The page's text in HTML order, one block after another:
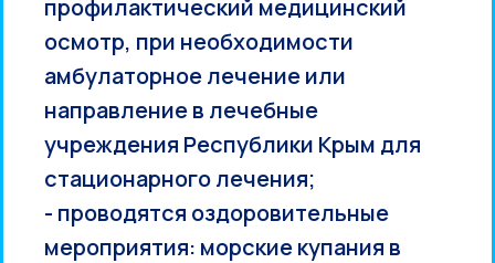
профилактический медицинский
осмотр, при необходимости
амбулаторное лечение или
направление в лечебные
учреждения Республики Крым для
стационарного лечения;
- проводятся оздоровительные
мероприятия: морские купания в